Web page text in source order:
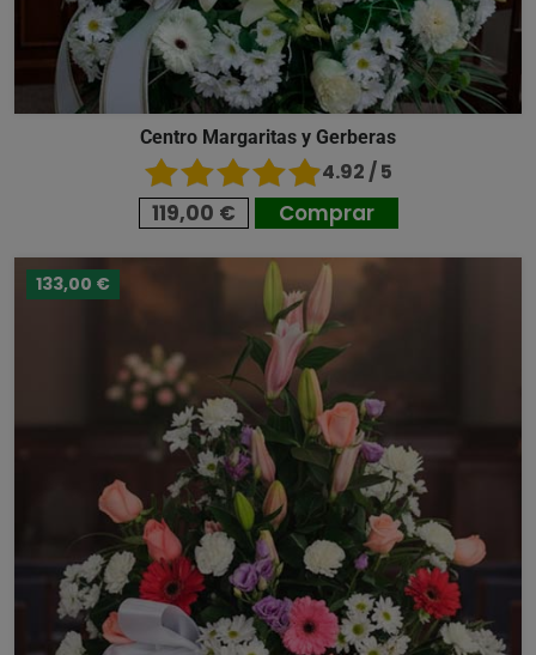
Centro Margaritas y Gerberas
4.92 / 5
119,00 € Comprar
133,00 €